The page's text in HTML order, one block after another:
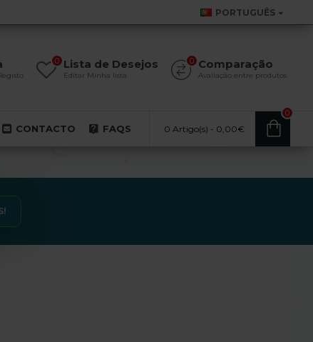
PORTUGUÊS
Lista de Desejos
Editar Minha lista
0 Comparação
Avaliação entre produtos
0
CONTACTO FAQS 0 Artigo(s) - 0,00€
0